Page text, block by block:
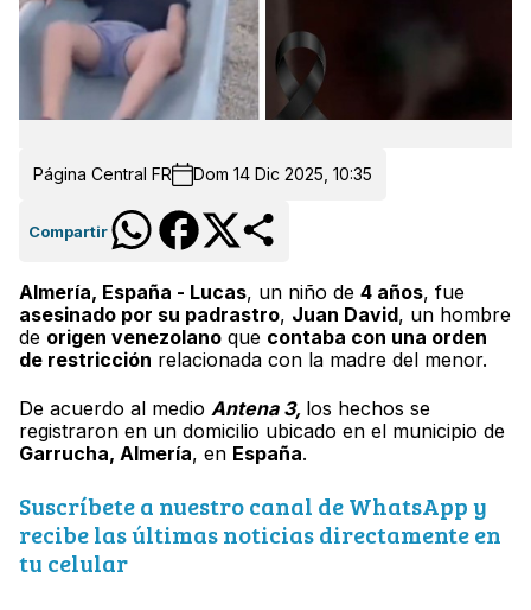
Página Central FR Dom 14 Dic 2025, 10:35
Compartir
Almería, España - Lucas, un niño de 4 años, fue
asesinado por su padrastro, Juan David, un hombre
de origen venezolano que contaba con una orden
de restricción relacionada con la madre del menor.
De acuerdo al medio Antena 3, los hechos se
registraron en un domicilio ubicado en el municipio de
Garrucha, Almería, en España.
Suscríbete a nuestro canal de WhatsApp y
recibe las últimas noticias directamente en
tu celular